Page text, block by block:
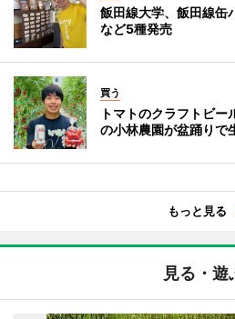
飯田線大学、飯田線缶
など5種発売
買う
トマトのクラフトビ
の小林農園が盆踊りで
もっと見る
見る・遊